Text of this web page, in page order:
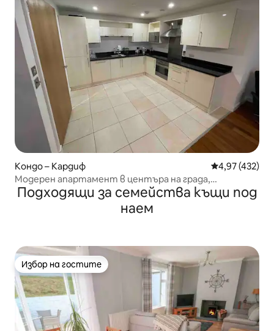
Кондо – Кардиф Средна
4,97 (432)
Модерен апартамент в центъра на града,
превъзходно местоположение.
Подходящи за семейства къщи под
наем
Избор на гостите
Избор на гостите